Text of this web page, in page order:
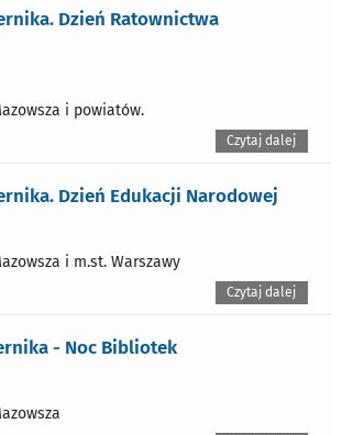
Dzień Ratownictwa
i powiatów.
Czytaj dalej
Dzień Edukacji Narodowej
i m.st. Warszawy
Czytaj dalej
- Noc Bibliotek